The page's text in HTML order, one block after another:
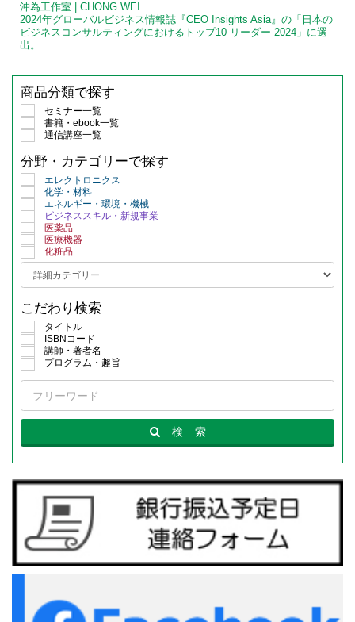
沖為工作室 | CHONG WEI
2024年グローバルビジネス情報誌『CEO Insights Asia』の「日本の
ビジネスコンサルティングにおけるトップ10 リーダー 2024」に選
出。
商品分類で探す
セミナー一覧
書籍・ebook一覧
通信講座一覧
分野・カテゴリーで探す
エレクトロニクス
化学・材料
エネルギー・環境・機械
ビジネススキル・新規事業
医薬品
医療機器
化粧品
こだわり検索
タイトル
ISBNコード
講師・著者名
プログラム・趣旨
検 索